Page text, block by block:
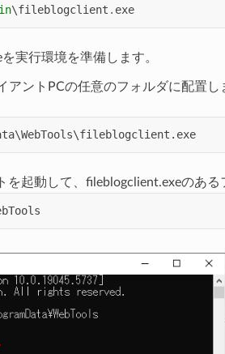
\fileblogclient . exe
実行環境を準備します。
アントPCの任意のフォルダに配置
配置例） C:\ProgramData\WebTools\fileblogclient.exe
を起動して、fileblogclient.exeのある